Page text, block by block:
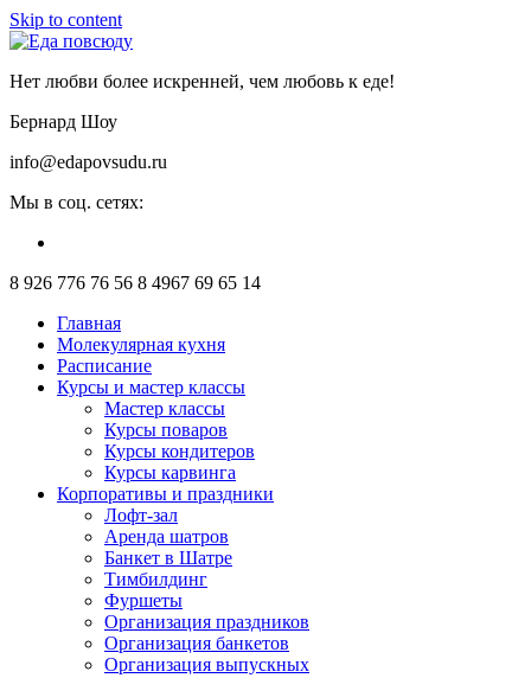
Skip to content
Нет любви более искренней, чем любовь к еде!
Бернард Шоу
info@edapovsudu.ru
Мы в соц. сетях:
8 926 776 76 56 8 4967 69 65 14
Главная
Молекулярная кухня
Расписание
Курсы и мастер классы
Мастер классы
Курсы поваров
Курсы кондитеров
Курсы карвинга
Корпоративы и праздники
Лофт-зал
Аренда шатров
Банкет в Шатре
Тимбилдинг
Фуршеты
Организация праздников
Организация банкетов
Организация выпускных